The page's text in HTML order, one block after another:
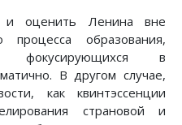
и оценить Ленина вне
процесса образования,
в
В другом случае,
как квинтэссенции
страновой и